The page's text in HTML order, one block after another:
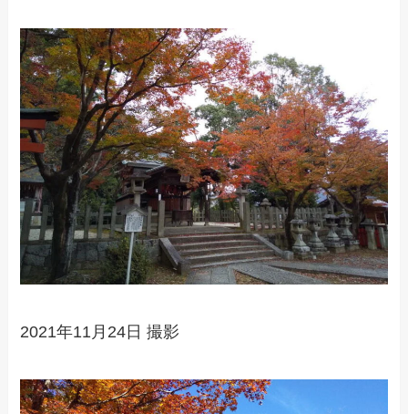
2021年11月24日 撮影